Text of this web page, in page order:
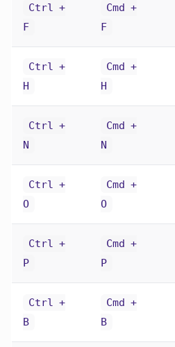
Ctrl +
F
Cmd +
F
Ctrl +
H
Cmd +
H
Ctrl +
N
Cmd +
N
Ctrl +
O
Cmd +
O
Ctrl +
P
Cmd +
P
Ctrl +
B
Cmd +
B